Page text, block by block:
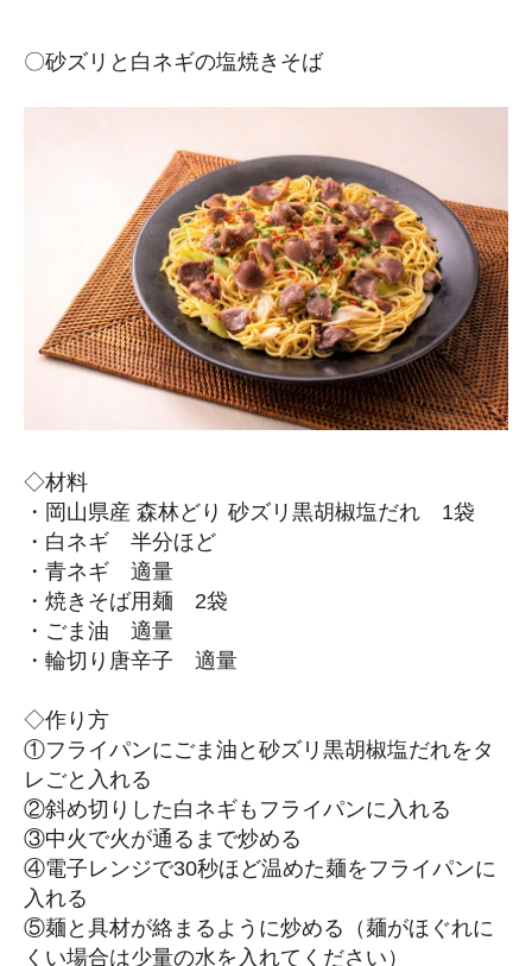
〇砂ズリと白ネギの塩焼きそば
◇材料
・岡山県産 森林どり 砂ズリ黒胡椒塩だれ 1袋
・白ネギ 半分ほど
・青ネギ 適量
・焼きそば用麺 2袋
・ごま油 適量
・輪切り唐辛子 適量
◇作り方
①フライパンにごま油と砂ズリ黒胡椒塩だれをタ
レごと入れる
②斜め切りした白ネギもフライパンに入れる
③中火で火が通るまで炒める
④電子レンジで30秒ほど温めた麺をフライパンに
入れる
⑤麺と具材が絡まるように炒める（麺がほぐれに
くい場合は少量の水を入れてください）